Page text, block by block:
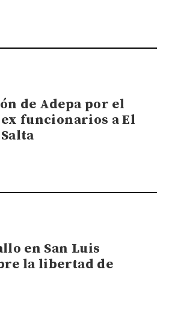
de Adepa por el
funcionarios a El
en San Luis
la libertad de